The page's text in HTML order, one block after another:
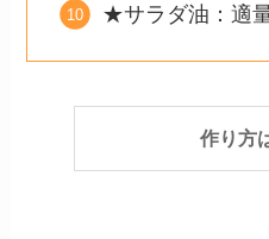
★サラダ油：適
作り方